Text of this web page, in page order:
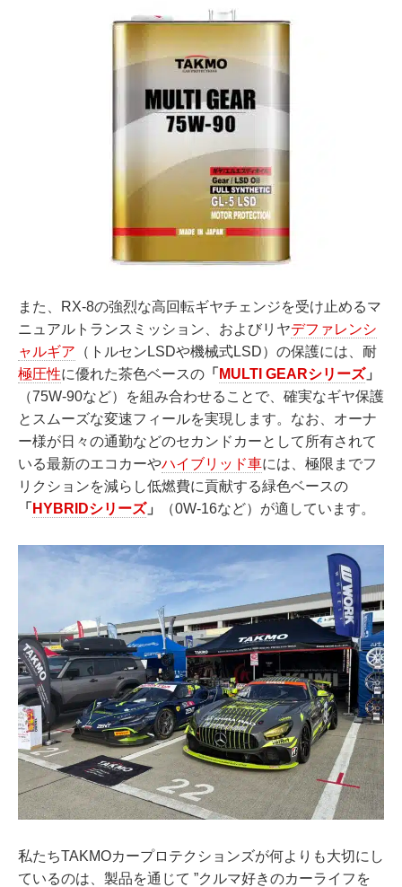
また、RX-8の強烈な高回転ギヤチェンジを受け止めるマ
ニュアルトランスミッション、およびリヤデファレンシ
ャルギア （トルセンLSDや機械式LSD）の保護には、耐
極圧性に優れた茶色ベースの 「 MULTI GEARシリーズ」
（75W-90など）を組み合わせることで、確実なギヤ保護
とスムーズな変速フィールを実現します。なお、オーナ
ー様が日々の通勤などのセカンドカーとして所有されて
いる最新のエコカーやハイブリッド車には、極限までフ
リクションを減らし低燃費に貢献する緑色ベースの
「 HYBRIDシリーズ」 （0W-16など）が適しています。
私たちTAKMOカープロテクションズが何よりも大切にし
ているのは、製品を通じて ”クルマ好きのカーライフを